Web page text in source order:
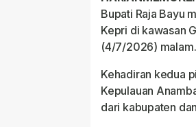
Bupati Raja Bayu
Kepri di kawasan
(4/7/2026) malam.
Kehadiran kedua
Kepulauan
dari kabupaten